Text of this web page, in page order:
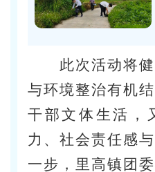
此次活动将
与环境整治有机
干部文体生活，
力、社会责任感
一步，里高镇团